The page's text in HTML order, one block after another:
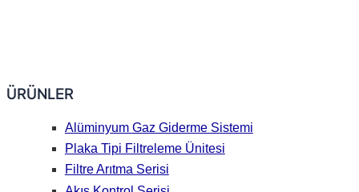
ÜRÜNLER
Alüminyum Gaz Giderme Sistemi
Plaka Tipi Filtreleme Ünitesi
Filtre Arıtma Serisi